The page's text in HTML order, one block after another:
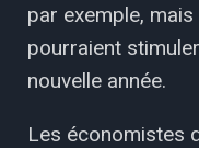
par exemple,
pourraient
nouvelle année.
Les économistes